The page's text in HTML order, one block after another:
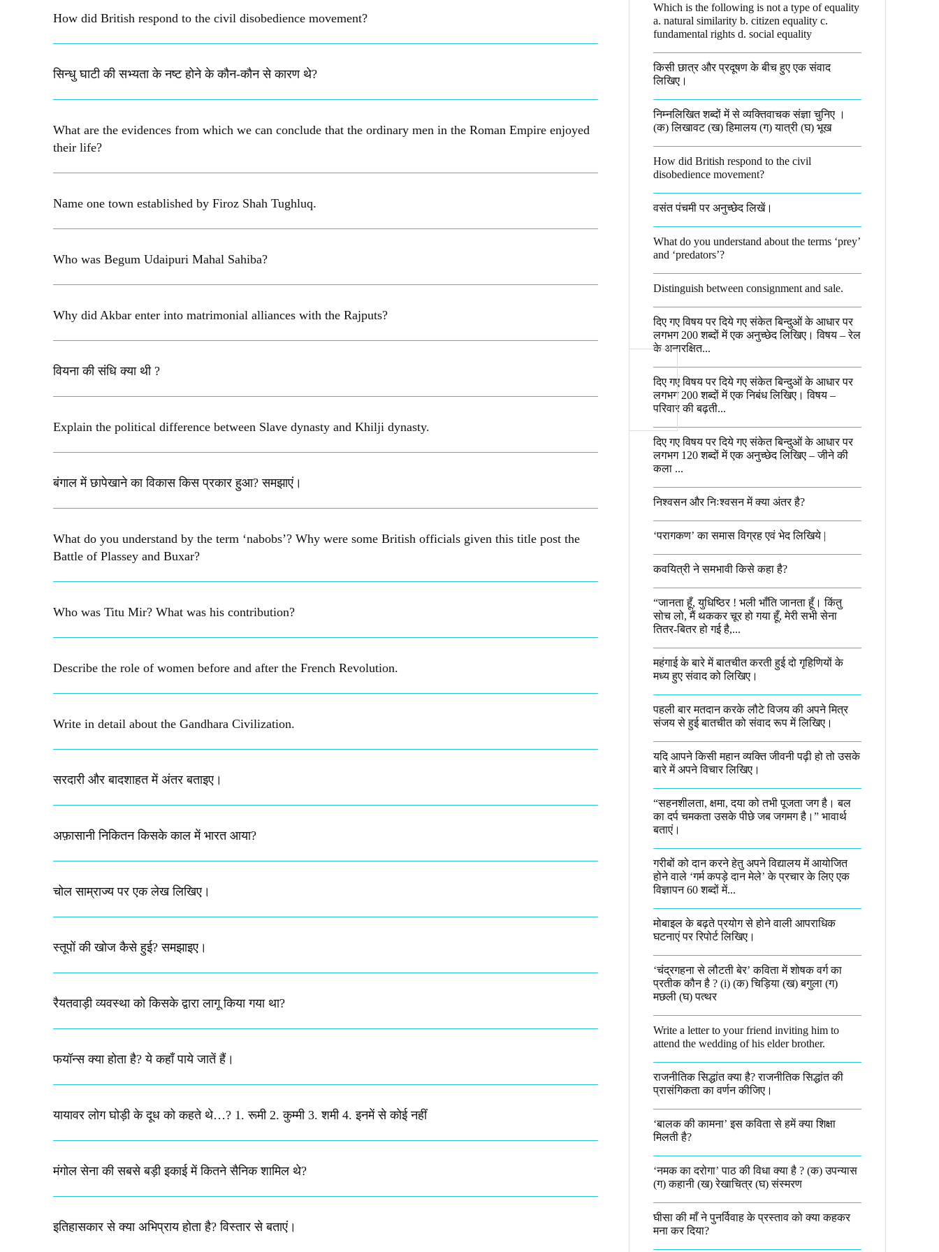
How did British respond to the civil disobedience movement?
सिन्धु घाटी की सभ्यता के नष्ट होने के कौन-कौन से कारण थे?
What are the evidences from which we can conclude that the ordinary men in the Roman Empire enjoyed
their life?
Name one town established by Firoz Shah Tughluq.
Who was Begum Udaipuri Mahal Sahiba?
Why did Akbar enter into matrimonial alliances with the Rajputs?
वियना की संधि क्या थी ?
Explain the political difference between Slave dynasty and Khilji dynasty.
बंगाल में छापेखाने का विकास किस प्रकार हुआ? समझाएं।
What do you understand by the term ‘nabobs’? Why were some British officials given this title post the
Battle of Plassey and Buxar?
Who was Titu Mir? What was his contribution?
Describe the role of women before and after the French Revolution.
Write in detail about the Gandhara Civilization.
सरदारी और बादशाहत में अंतर बताइए​।
अफ़ासानी निकितन किसके काल में भारत आया?​
चोल साम्राज्य पर एक लेख लिखिए।
स्तूपों की खोज कैसे हुई? समझाइए।
रैयतवाड़ी व्यवस्था को किसके द्वारा लागू किया गया था?
फयॉन्स क्या होता है? ये कहाँ पाये जातें हैं।
यायावर लोग घोड़ी के दूध को कहते थे…? 1. रूमी 2. कुम्मी 3. शमी 4. इनमें से कोई नहीं
मंगोल सेना की सबसे बड़ी इकाई में कितने सैनिक शामिल थे?
इतिहासकार से क्या अभिप्राय होता है? विस्तार से बताएं।
Which is the following is not a type of equality
a. natural similarity b. citizen equality c.
fundamental rights d. social equality​
किसी छात्र और प्रदूषण के बीच हुए एक संवाद
लिखिए।​
निम्नलिखित शब्दों में से व्यक्तिवाचक संज्ञा चुनिए ।
(क) लिखावट (ख) हिमालय (ग) यात्री (घ) भूख​
How did British respond to the civil
disobedience movement?
वसंत पंचमी पर अनुच्छेद लिखें।
What do you understand about the terms ‘prey’
and ‘predators’?​
Distinguish between consignment and sale.
दिए गए विषय पर दिये गए संकेत बिन्दुओं के आधार पर
लगभग 200 शब्दों में एक अनुच्छेद लिखिए। विषय – रेल
के अनारक्षित...
दिए गए विषय पर दिये गए संकेत बिन्दुओं के आधार पर
लगभग 200 शब्दों में एक निबंध लिखिए। विषय –
परिवार की बढ़ती...
दिए गए विषय पर दिये गए संकेत बिन्दुओं के आधार पर
लगभग 120 शब्दों में एक अनुच्छेद लिखिए – जीने की
कला ...
निश्वसन और निःश्वसन में क्या अंतर है?
‘परागकण’ का समास विग्रह एवं भेद लिखिये |
कवयित्री ने समभावी किसे कहा है?
“जानता हूँ, युधिष्ठिर ! भली भाँति जानता हूँ। किंतु
सोच लो, मैं थककर चूर हो गया हूँ, मेरी सभी सेना
तितर-बितर हो गई है,...
महंगाई के बारे में बातचीत करती हुई दो गृहिणियों के
मध्य हुए संवाद को लिखिए।
पहली बार मतदान करके लौटे विजय की अपने मित्र
संजय से हुई बातचीत को संवाद रूप में लिखिए।
यदि आपने किसी महान व्यक्ति जीवनी पढ़ी हो तो उसके
बारे में अपने विचार लिखिए।
“सहनशीलता, क्षमा, दया को तभी पूजता जग है। बल
का दर्प चमकता उसके पीछे जब जगमग है।”​ भावार्थ
बताएं।
गरीबों को दान करने हेतु अपने विद्यालय में आयोजित
होने वाले ‘गर्म कपड़े दान मेले’ के प्रचार के लिए एक
विज्ञापन 60 शब्दों में...
मोबाइल के बढ़ते प्रयोग से होने वाली आपराधिक
घटनाएं पर रिपोर्ट लिखिए।
‘चंद्रगहना से लौटती बेर’ कविता में शोषक वर्ग का
प्रतीक कौन है ? (i) (क) चिड़िया (ख) बगुला (ग)
मछली (घ) पत्थर
Write a letter to your friend inviting him to
attend the wedding of his elder brother.
राजनीतिक सिद्धांत क्या है? राजनीतिक सिद्धांत की
प्रासंगिकता का वर्णन कीजिए।
‘बालक की कामना’ इस कविता से हमें क्या शिक्षा
मिलती है?
‘नमक का दरोगा’ पाठ की विधा क्या है ? (क) उपन्यास
(ग) कहानी (ख) रेखाचित्र (घ) संस्मरण​
घीसा की माँ ने पुनर्विवाह के प्रस्ताव को क्या कहकर
मना कर दिया?